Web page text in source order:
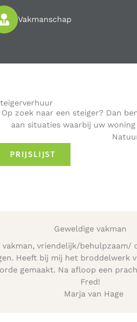
Vakmanschap
Op zoek naar een steiger? Dan
aan situaties waarbij uw
PRIJSLIJST
Geweldige vakman
vakman, vriendelijk/
Heeft bij mij het broddelwerk
gemaakt. Na afloop een
Fred!
Marja van Hage